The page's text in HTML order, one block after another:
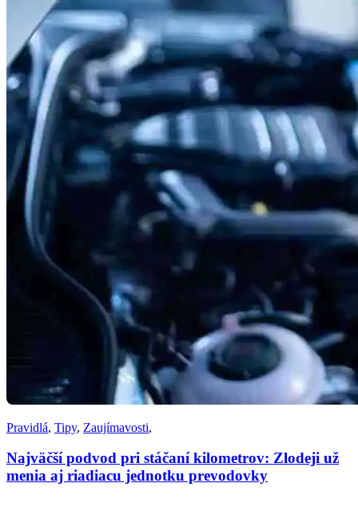
Pravidlá, Tipy, Zaujímavosti,
Najväčší podvod pri stáčaní kilometrov: Zlodeji už
menia aj riadiacu jednotku prevodovky